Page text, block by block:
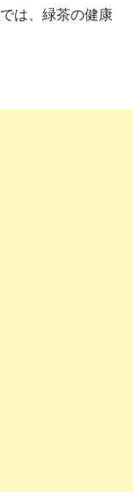
では、緑茶の健康